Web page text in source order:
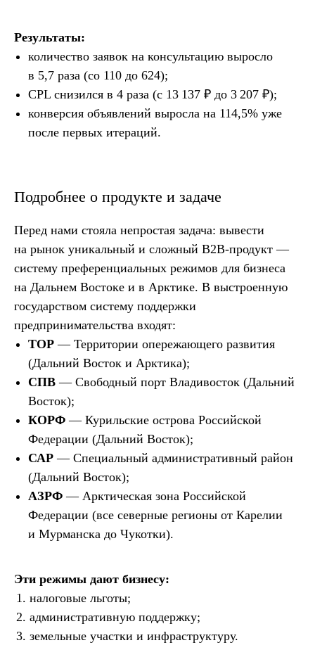
Результаты:
количество заявок на консультацию выросло
в 5,7 раза (со 110 до 624);
CPL снизился в 4 раза (с 13 137 ₽ до 3 207 ₽);
конверсия объявлений выросла на 114,5% уже
после первых итераций.
Подробнее о продукте и задаче
Перед нами стояла непростая задача: вывести
на рынок уникальный и сложный B2B-продукт —
систему преференциальных режимов для бизнеса
на Дальнем Востоке и в Арктике. В выстроенную
государством систему поддержки
предпринимательства входят:
ТОР— Территории опережающего развития
(Дальний Восток и Арктика);
СПВ— Свободный порт Владивосток (Дальний
Восток);
КОРФ — Курильские острова Российской
Федерации (Дальний Восток);
САР— Специальный административный район
(Дальний Восток);
АЗРФ — Арктическая зона Российской
Федерации (все северные регионы от Карелии
и Мурманска до Чукотки).
Эти режимы дают бизнесу:
налоговые льготы;
административную поддержку;
земельные участки и инфраструктуру.